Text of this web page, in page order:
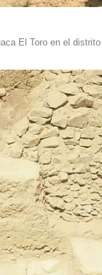
El Toro en el